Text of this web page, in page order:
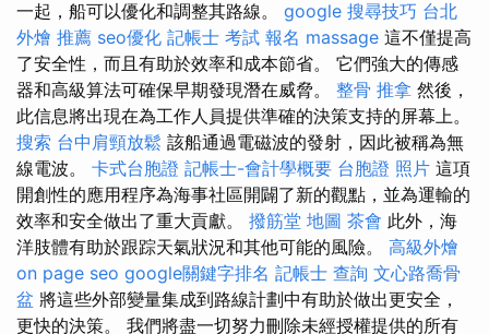
一起，船可以優化和調整其路線。 google 搜尋技巧 台北
外燴 推薦 seo優化 記帳士 考試 報名 massage 這不僅提高
了安全性，而且有助於效率和成本節省。 它們強大的傳感
器和高級算法可確保早期發現潛在威脅。 整骨 推拿 然後，
此信息將出現在為工作人員提供準確的決策支持的屏幕上。
搜索 台中肩頸放鬆 該船通過電磁波的發射，因此被稱為無
線電波。 卡式台胞證 記帳士-會計學概要 台胞證 照片 這項
開創性的應用程序為海事社區開闢了新的觀點，並為運輸的
效率和安全做出了重大貢獻。 撥筋堂 地圖 茶會 此外，海
洋肢體有助於跟踪天氣狀況和其他可能的風險。 高級外燴
on page seo google關鍵字排名 記帳士 查詢 文心路喬骨
盆 將這些外部變量集成到路線計劃中有助於做出更安全，
更快的決策。 我們將盡一切努力刪除未經授權提供的所有